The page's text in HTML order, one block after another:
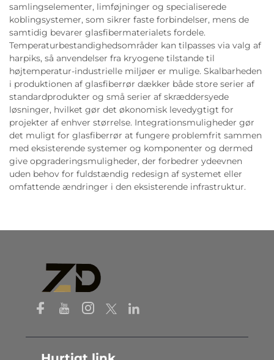
samlingselementer, limføjninger og specialiserede
koblingsystemer, som sikrer faste forbindelser, mens de
samtidig bevarer glasfibermaterialets fordele.
Temperaturbestandighedsområder kan tilpasses via valg af
harpiks, så anvendelser fra kryogene tilstande til
højtemperatur-industrielle miljøer er mulige. Skalbarheden
i produktionen af glasfiberrør dækker både store serier af
standardprodukter og små serier af skræddersyede
løsninger, hvilket gør det økonomisk levedygtigt for
projekter af enhver størrelse. Integrationsmuligheder gør
det muligt for glasfiberrør at fungere problemfrit sammen
med eksisterende systemer og komponenter og dermed
give opgraderingsmuligheder, der forbedrer ydeevnen
uden behov for fuldstændig redesign af systemet eller
omfattende ændringer i den eksisterende infrastruktur.